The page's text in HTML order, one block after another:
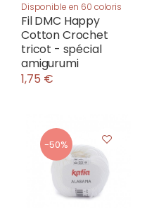
Disponible en 60 coloris
Fil DMC Happy
Cotton Crochet
tricot - spécial
amigurumi
1,75 €
-50%